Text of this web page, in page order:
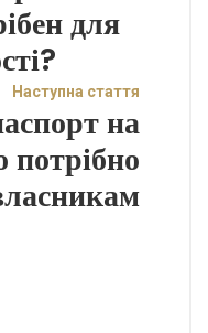
для
Наступна стаття
на